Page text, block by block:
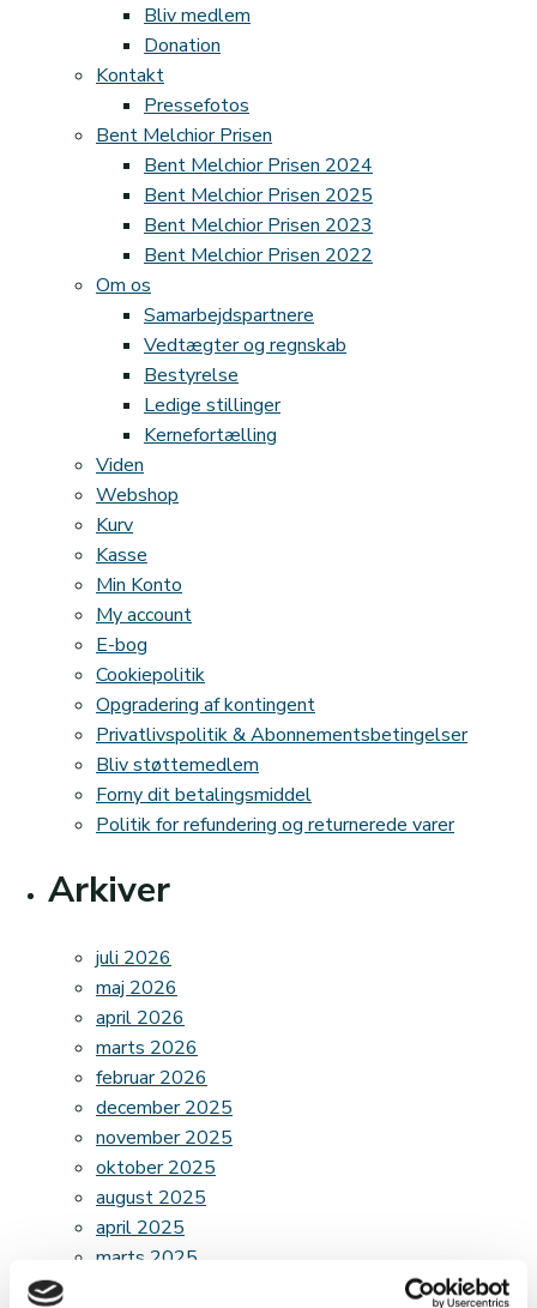
Bliv medlem
Donation
Kontakt
Pressefotos
Bent Melchior Prisen
Bent Melchior Prisen 2024
Bent Melchior Prisen 2025
Bent Melchior Prisen 2023
Bent Melchior Prisen 2022
Om os
Samarbejdspartnere
Vedtægter og regnskab
Bestyrelse
Ledige stillinger
Kernefortælling
Viden
Webshop
Kurv
Kasse
Min Konto
My account
E-bog
Cookiepolitik
Opgradering af kontingent
Privatlivspolitik & Abonnementsbetingelser
Bliv støttemedlem
Forny dit betalingsmiddel
Politik for refundering og returnerede varer
Arkiver
juli 2026
maj 2026
april 2026
marts 2026
februar 2026
december 2025
november 2025
oktober 2025
august 2025
april 2025
marts 2025